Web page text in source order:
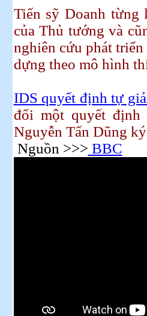
Tiến sỹ Doanh từng
của Thủ tướng và
nghiên cứu phát
dựng theo mô hình
IDS quyết định tự
đối một quyết định
Nguyễn Tấn Dũng
Nguồn >>> BBC